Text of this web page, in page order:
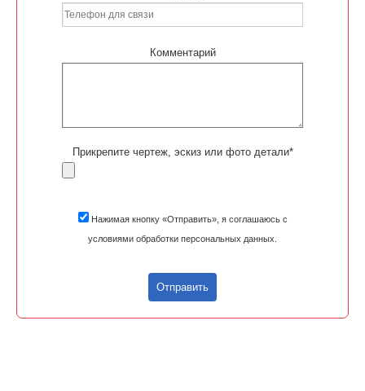
Комментарий
Прикрепите чертеж, эскиз или фото детали*
Нажимая кнопку «Отправить», я соглашаюсь с
условиями обработки персональных данных.
Отправить